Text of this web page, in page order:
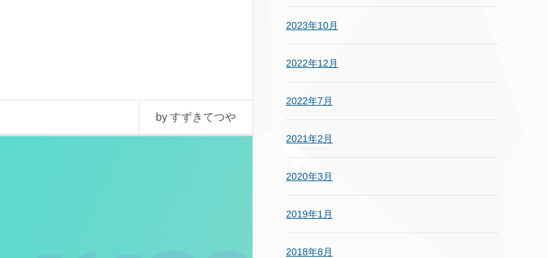
by すずきてつや
2023年10月
2022年12月
2022年7月
2021年2月
2020年3月
2019年1月
2018年8月